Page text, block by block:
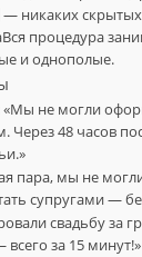
— никаких
процедура
и однополые.
не могли
Через 48 часов
пара, мы не
супругами —
свадьбу за
за 15 минут!»